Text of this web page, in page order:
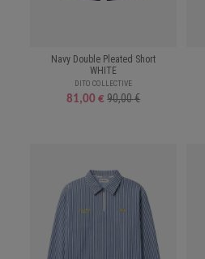
Navy Double Pleated Short
WHITE
DITO COLLECTIVE
81,00 € 90,00 €